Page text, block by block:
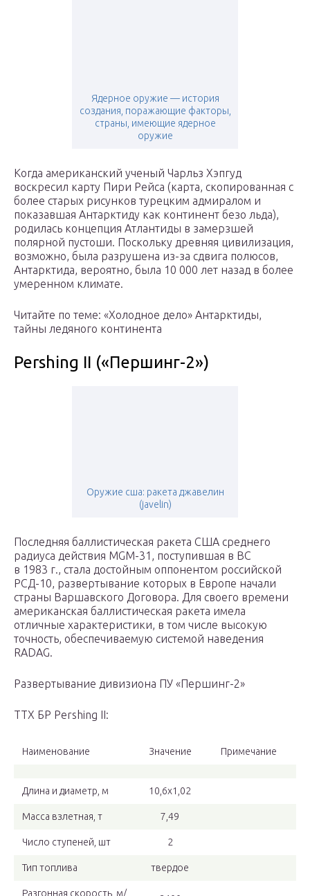
Ядерное оружие — история
создания, поражающие факторы,
страны, имеющие ядерное
оружие
Когда американский ученый Чарльз Хэпгуд
воскресил карту Пири Рейса (карта, скопированная с
более старых рисунков турецким адмиралом и
показавшая Антарктиду как континент безо льда),
родилась концепция Атлантиды в замерзшей
полярной пустоши. Поскольку древняя цивилизация,
возможно, была разрушена из-за сдвига полюсов,
Антарктида, вероятно, была 10 000 лет назад в более
умеренном климате.
Читайте по теме: «Холодное дело» Антарктиды,
тайны ледяного континента
Pershing II («Першинг-2»)
Оружие сша: ракета джавелин
(javelin)
Последняя баллистическая ракета США среднего
радиуса действия MGM-31, поступившая в ВС
в 1983 г., стала достойным оппонентом российской
РСД-10, развертывание которых в Европе начали
страны Варшавского Договора. Для своего времени
американская баллистическая ракета имела
отличные характеристики, в том числе высокую
точность, обеспечиваемую системой наведения
RADAG.
Развертывание дивизиона ПУ «Першинг-2»
ТТХ БР Pershing II:
Наименование Значение Примечание
Длина и диаметр, м 10,6х1,02
Масса взлетная, т 7,49
Число ступеней, шт 2
Тип топлива твердое
Разгонная скорость, м/